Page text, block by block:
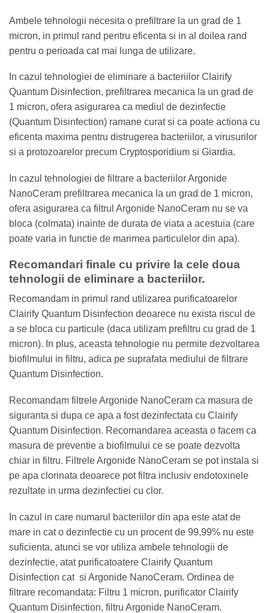
Ambele tehnologii necesita o prefiltrare la un grad de 1
micron, in primul rand pentru eficenta si in al doilea rand
pentru o perioada cat mai lunga de utilizare.
In cazul tehnologiei de eliminare a bacteriilor Clairify
Quantum Disinfection, prefiltrarea mecanica la un grad de
1 micron, ofera asigurarea ca mediul de dezinfectie
(Quantum Disinfection) ramane curat si ca poate actiona cu
eficenta maxima pentru distrugerea bacteriilor, a virusurilor
si a protozoarelor precum Cryptosporidium si Giardia.
In cazul tehnologiei de filtrare a bacteriilor Argonide
NanoCeram prefiltrarea mecanica la un grad de 1 micron,
ofera asigurarea ca filtrul Argonide NanoCeram nu se va
bloca (colmata) inainte de durata de viata a acestuia (care
poate varia in functie de marimea particulelor din apa).
Recomandari finale cu privire la cele doua
tehnologii de eliminare a bacteriilor.
Recomandam in primul rand utilizarea purificatoarelor
Clairify Quantum Disinfection deoarece nu exista riscul de
a se bloca cu particule (daca utilizam prefiltru cu grad de 1
micron). In plus, aceasta tehnologie nu permite dezvoltarea
biofilmului in filtru, adica pe suprafata mediului de filtrare
Quantum Disinfection.
Recomandam filtrele Argonide NanoCeram ca masura de
siguranta si dupa ce apa a fost dezinfectata cu Clairify
Quantum Disinfection. Recomandarea aceasta o facem ca
masura de preventie a biofilmului ce se poate dezvolta
chiar in filtru. Filtrele Argonide NanoCeram se pot instala si
pe apa clorinata deoarece pot filtra inclusiv endotoxinele
rezultate in urma dezinfectiei cu clor.
In cazul in care numarul bacteriilor din apa este atat de
mare in cat o dezinfectie cu un procent de 99,99% nu este
suficienta, atunci se vor utiliza ambele tehnologii de
dezinfectie, atat purificatoatere Clairify Quantum
Disinfection cat si Argonide NanoCeram. Ordinea de
filtrare recomandata: Filtru 1 micron, purificator Clairify
Quantum Disinfection, filtru Argonide NanoCeram.